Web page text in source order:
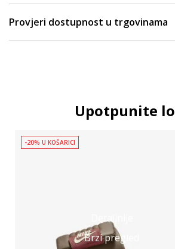
Provjeri dostupnost u trgovinama
Upotpunite
Brzi pregled
-20% U KOŠARICI